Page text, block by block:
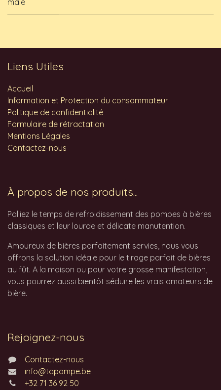
Liens Utiles
Accueil
Information et Protection du consommateur
Politique de confidentialité
Formulaire de rétractation
Mentions Légales
Contactez-nous
À propos de nos produits...
Palliez le temps de refroidissement des pompes à bières
classiques et leur lourde et délicate manutention.
Amoureux de bières parfaitement servies, nous vous
offrons la solution idéale pour le tirage parfait de bières
au fût. A la maison ou pour votre grosse manifestation,
vous pourrez aussi bientôt séduire les vrais amateurs de
bière.
Rejoignez-nous
Contactez-nous
info@tapompe.be
+32 71 36 92 50